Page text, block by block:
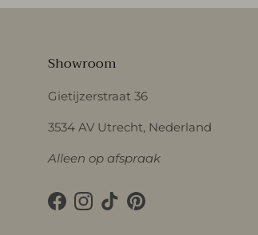
Showroom
Gietijzerstraat 36
3534 AV Utrecht, Nederland
Alleen op afspraak
Facebook
Instagram
TikTokPinterest